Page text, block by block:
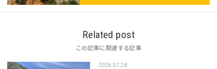
Related post
この記事に関連する記事
2026.07.28